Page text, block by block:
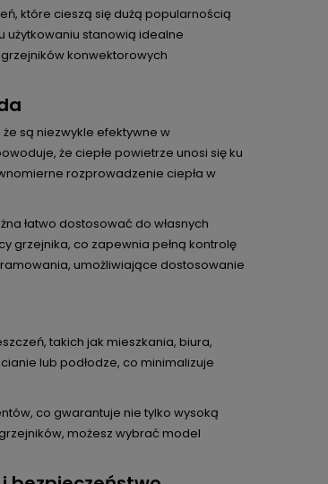
które cieszą się dużą popularnością
użytkowaniu stanowią idealne
konwektorowych
są niezwykle efektywne w
że ciepłe powietrze unosi się ku
rozprowadzenie ciepła w
łatwo dostosować do własnych
grzejnika, co zapewnia pełną kontrolę
umożliwiające dostosowanie
takich jak mieszkania, biura,
lub podłodze, co minimalizuje
co gwarantuje nie tylko wysoką
możesz wybrać model